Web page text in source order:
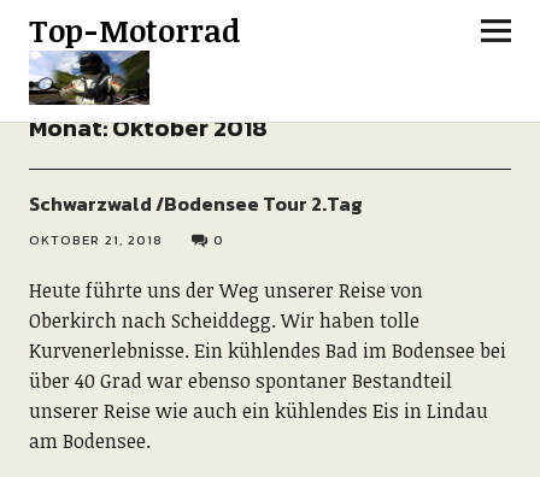
Top-Motorrad
Monat:Oktober 2018
Schwarzwald /Bodensee Tour 2.Tag
OKTOBER 21, 2018 0
Heute führte uns der Weg unserer Reise von
Oberkirch nach Scheiddegg. Wir haben tolle
Kurvenerlebnisse. Ein kühlendes Bad im Bodensee bei
über 40 Grad war ebenso spontaner Bestandteil
unserer Reise wie auch ein kühlendes Eis in Lindau
am Bodensee.